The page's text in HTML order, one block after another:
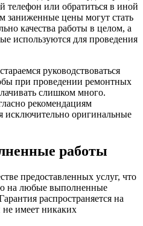
или обратиться в иной
заниженные цены могут стать
качества работы в целом, а
используются для проведения
руководствоваться
при проведении ремонтных
слишком много.
рекомендациям
исключительно оригинальные
работы
предоставленных услуг, что
на любые выполненные
распространяется на
не имеет никаких